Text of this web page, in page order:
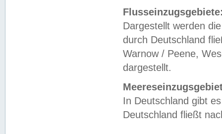
Dargestellt werden
durch Deutschland
Warnow / Peene,
dargestellt.
In Deutschland gibt
Deutschland fließt